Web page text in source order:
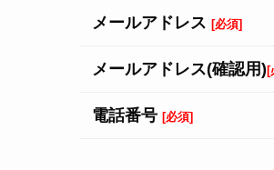
メールアドレス[必須]
メールアドレス(確認用)[
電話番号[必須]